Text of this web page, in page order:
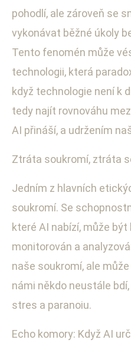
pohodlí, ale zároveň se
vykonávat běžné úkoly
Tento fenomén může
technologii, která
když technologie není k
tedy najít rovnováhu
AI přináší, a udržením
Ztráta soukromí, ztráta
Jedním z hlavních
soukromí. Se
které AI nabízí, může být
monitorován a
naše soukromí, ale
námi někdo neustále
stres a paranoiu.
Echo komory: Když AI